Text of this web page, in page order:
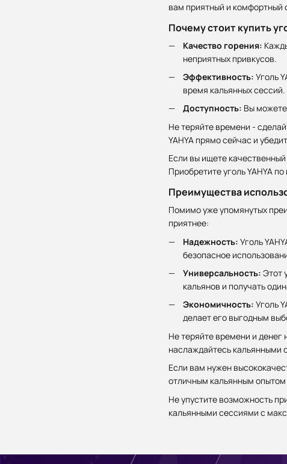
вам приятный и комфортный
Почему стоит купить
Качество горения:
неприятных привкусов.
Эффективность: Уголь
время кальянных сессий.
Доступность: Вы можете
Не теряйте времени -
YAHYA прямо сейчас и
Если вы ищете
Приобретите уголь YAHYA
Преимущества
Помимо уже упомянутых
приятнее:
Надежность: Уголь
безопасное
Универсальность: Этот
кальянов и получать
Экономичность: Уголь
делает его выгодным
Не теряйте времени и денег
наслаждайтесь кальянными
Если вам нужен
отличным кальянным
Не упустите возможность
кальянными сессиями с